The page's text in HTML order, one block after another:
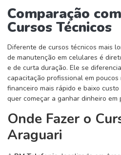
Comparação
Cursos Técnicos
Diferente de cursos técnicos mais
de manutenção em celulares é
e de curta duração. Ele se
capacitação profissional em poucos
financeiro mais rápido e baixo
quer começar a ganhar dinheiro em
Onde Fazer o
Araguari